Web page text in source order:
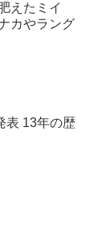
えたミイ
カやラング
表 13年の歴